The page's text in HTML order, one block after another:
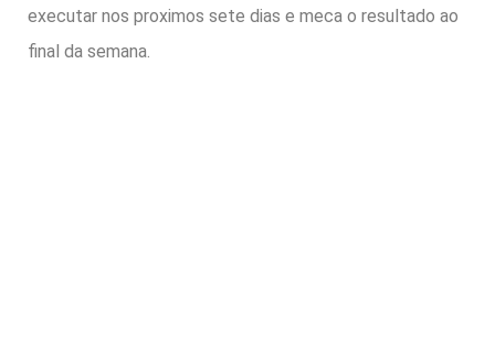
executar nos proximos sete dias e meca o resultado ao
final da semana.